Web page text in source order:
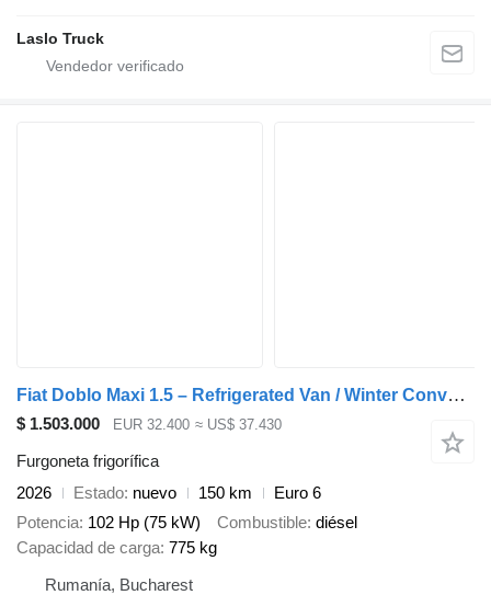
Laslo Truck
Fiat Doblo Maxi 1.5 – Refrigerated Van / Winter Conversion Entegra80
$ 1.503.000 EUR 32.400 ≈ US$ 37.430
Furgoneta frigorífica
2026
Estado nuevo 150 km
Euro 6
Potencia 102 Hp (75 kW) Combustible diésel
Capacidad de carga 775 kg
Rumanía, Bucharest